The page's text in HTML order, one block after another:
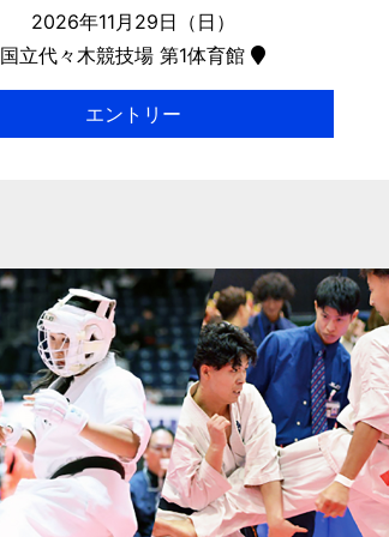
2026年11月29日（日）
国立代々木競技場 第1体育館
エントリー